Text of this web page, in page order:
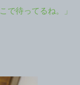
で待ってるね。」